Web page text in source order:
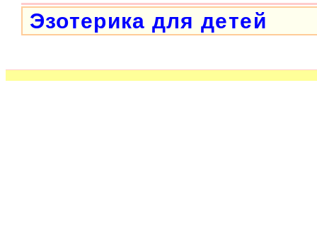
Эзотерика для детей